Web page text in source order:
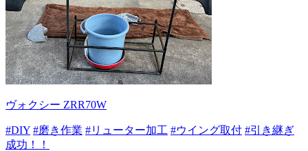
ヴォクシー ZRR70W
#DIY #磨き作業 #リューター加工 #ウイング取付 #引き継ぎ
成功！！